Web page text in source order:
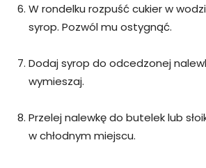
W rondelku rozpuść cukier w
syrop. Pozwól mu ostygnąć.
Dodaj syrop do odcedzonej
wymieszaj.
Przelej nalewkę do butelek lub
w chłodnym miejscu.